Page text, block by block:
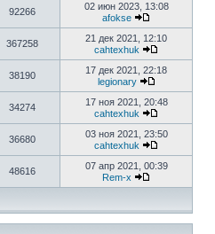
92266
02 июн 2023, 13:08
afokse
367258
21 дек 2021, 12:10
cahtexhuk
38190
17 дек 2021, 22:18
legionary
34274
17 ноя 2021, 20:48
cahtexhuk
36680
03 ноя 2021, 23:50
cahtexhuk
48616
07 апр 2021, 00:39
Rem-x